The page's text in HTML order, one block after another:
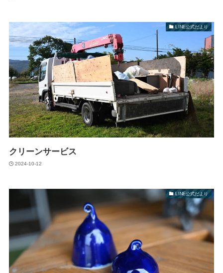
LINE公式だより
クリーンサービス
2024-10-12
LINE公式だより